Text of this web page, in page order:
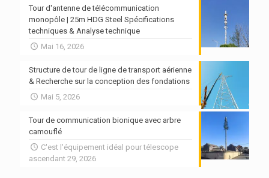
Tour d'antenne de télécommunication
monopôle | 25m HDG Steel Spécifications
techniques & Analyse technique
Mai 16, 2026
Structure de tour de ligne de transport aérienne
& Recherche sur la conception des fondations
Mai 5, 2026
Tour de communication bionique avec arbre
camouflé
C'est l'équipement idéal pour télescope
ascendant 29, 2026